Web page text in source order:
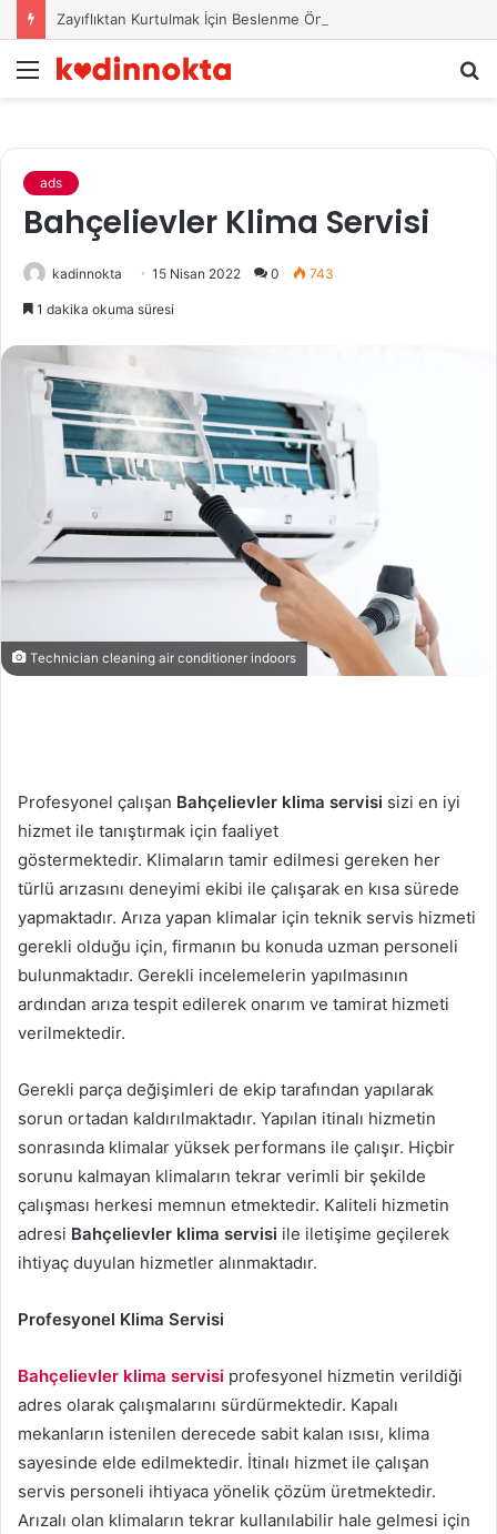
Zayıflıktan Kurtulmak İçin Beslenme Önerileri
Menü
ads
Bahçelievler Klima Servisi
kadinnokta 15 Nisan 2022 0 743
1 dakika okuma süresi
Technician cleaning air conditioner indoors
Profesyonel çalışan Bahçelievler klima servisi sizi en iyi
hizmet ile tanıştırmak için faaliyet
göstermektedir. Klimaların tamir edilmesi gereken her
türlü arızasını deneyimi ekibi ile çalışarak en kısa sürede
yapmaktadır. Arıza yapan klimalar için teknik servis hizmeti
gerekli olduğu için, firmanın bu konuda uzman personeli
bulunmaktadır. Gerekli incelemelerin yapılmasının
ardından arıza tespit edilerek onarım ve tamirat hizmeti
verilmektedir.
Gerekli parça değişimleri de ekip tarafından yapılarak
sorun ortadan kaldırılmaktadır. Yapılan itinalı hizmetin
sonrasında klimalar yüksek performans ile çalışır. Hiçbir
sorunu kalmayan klimaların tekrar verimli bir şekilde
çalışması herkesi memnun etmektedir. Kaliteli hizmetin
adresi Bahçelievler klima servisi ile iletişime geçilerek
ihtiyaç duyulan hizmetler alınmaktadır.
Profesyonel Klima Servisi
Bahçelievler klima servisi profesyonel hizmetin verildiği
adres olarak çalışmalarını sürdürmektedir. Kapalı
mekanların istenilen derecede sabit kalan ısısı, klima
sayesinde elde edilmektedir. İtinalı hizmet ile çalışan
servis personeli ihtiyaca yönelik çözüm üretmektedir.
Arızalı olan klimaların tekrar kullanılabilir hale gelmesi için